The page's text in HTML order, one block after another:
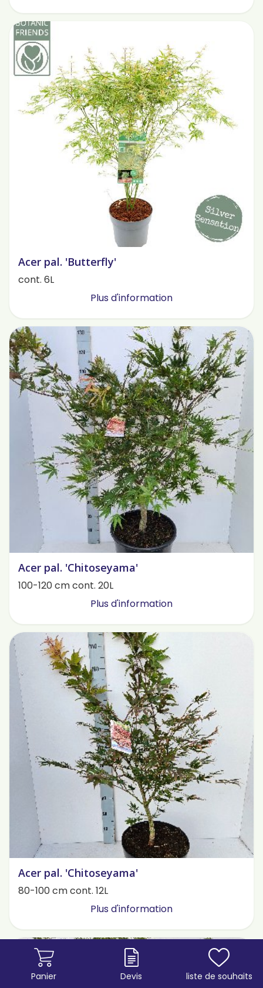
Acer pal. 'Butterfly'
cont. 6L
Plus d'information
Acer pal. 'Chitoseyama'
100-120 cm cont. 20L
Plus d'information
Acer pal. 'Chitoseyama'
80-100 cm cont. 12L
Plus d'information
Panier Devis liste de souhaits